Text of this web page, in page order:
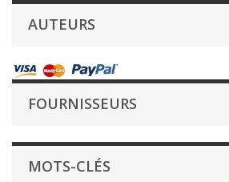
AUTEURS
FOURNISSEURS
MOTS-CLÉS